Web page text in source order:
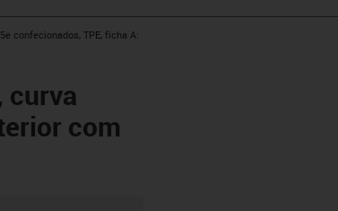
right
confecionados, TPE, ficha A:
curva
com